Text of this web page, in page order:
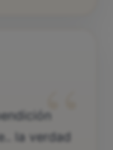
“
la verdad